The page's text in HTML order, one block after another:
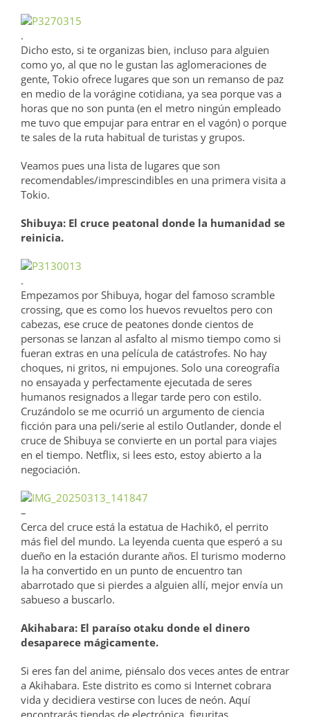
.
Dicho esto, si te organizas bien, incluso para alguien
como yo, al que no le gustan las aglomeraciones de
gente, Tokio ofrece lugares que son un remanso de paz
en medio de la vorágine cotidiana, ya sea porque vas a
horas que no son punta (en el metro ningún empleado
me tuvo que empujar para entrar en el vagón) o porque
te sales de la ruta habitual de turistas y grupos.
Veamos pues una lista de lugares que son
recomendables/imprescindibles en una primera visita a
Tokio.
Shibuya: El cruce peatonal donde la humanidad se
reinicia.
.
Empezamos por Shibuya, hogar del famoso scramble
crossing, que es como los huevos revueltos pero con
cabezas, ese cruce de peatones donde cientos de
personas se lanzan al asfalto al mismo tiempo como si
fueran extras en una película de catástrofes. No hay
choques, ni gritos, ni empujones. Solo una coreografía
no ensayada y perfectamente ejecutada de seres
humanos resignados a llegar tarde pero con estilo.
Cruzándolo se me ocurrió un argumento de ciencia
ficción para una peli/serie al estilo Outlander, donde el
cruce de Shibuya se convierte en un portal para viajes
en el tiempo. Netflix, si lees esto, estoy abierto a la
negociación.
–
Cerca del cruce está la estatua de Hachikō, el perrito
más fiel del mundo. La leyenda cuenta que esperó a su
dueño en la estación durante años. El turismo moderno
la ha convertido en un punto de encuentro tan
abarrotado que si pierdes a alguien allí, mejor envía un
sabueso a buscarlo.
Akihabara: El paraíso otaku donde el dinero
desaparece mágicamente.
Si eres fan del anime, piénsalo dos veces antes de entrar
a Akihabara. Este distrito es como si Internet cobrara
vida y decidiera vestirse con luces de neón. Aquí
encontrarás tiendas de electrónica, figuritas,